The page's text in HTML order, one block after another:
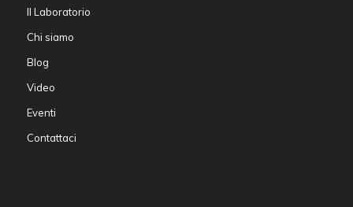
Il Laboratorio
Chi siamo
Blog
Video
Eventi
Contattaci